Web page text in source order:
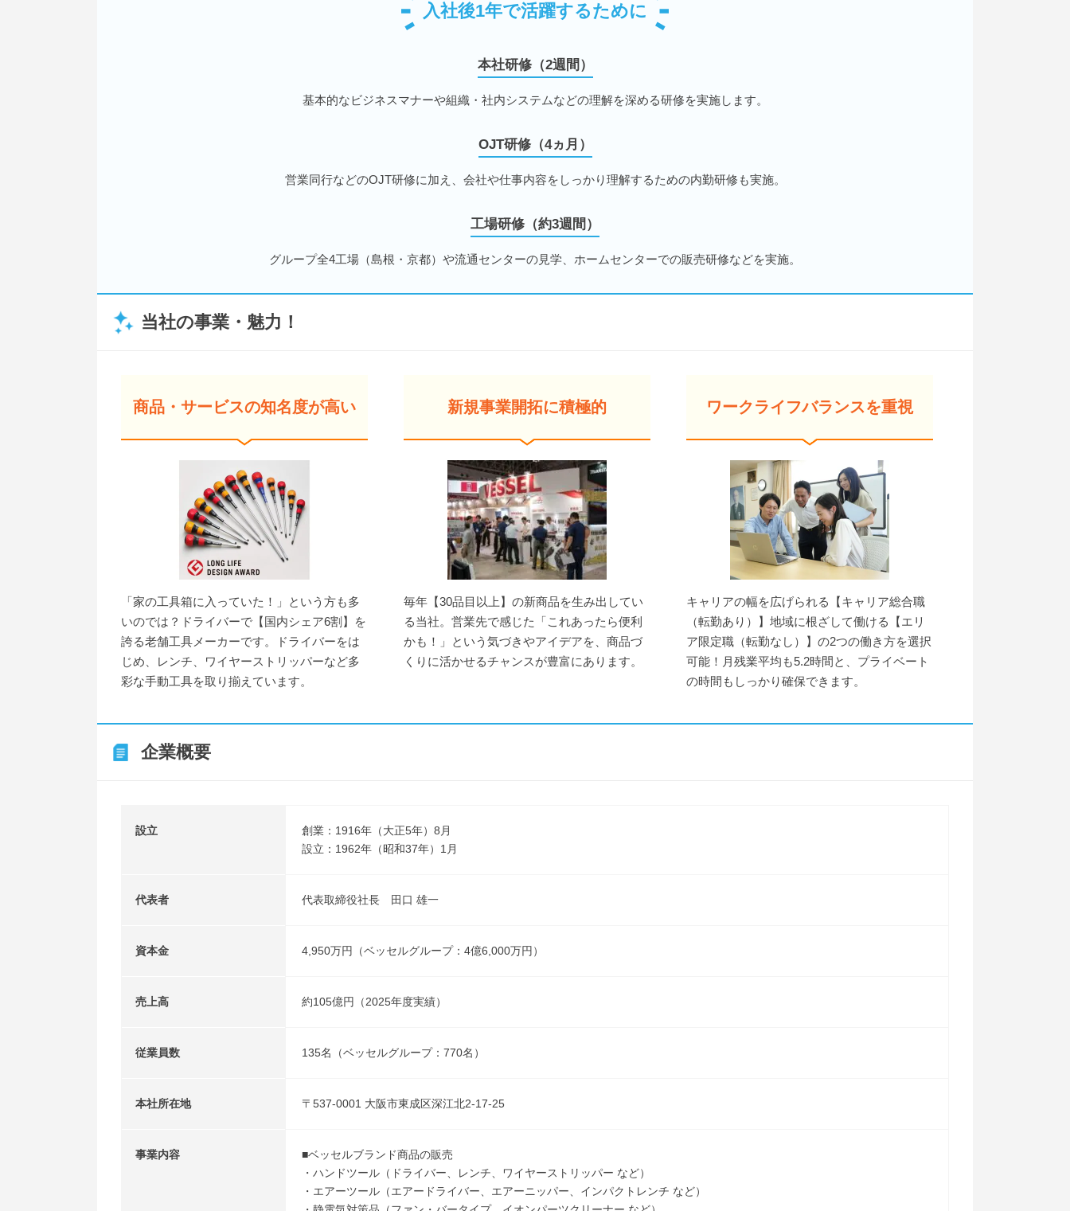
入社後1年で活躍するために
本社研修（2週間）
基本的なビジネスマナーや組織・社内システムなどの理解を深める研修を実施します。
OJT研修（4ヵ月）
営業同行などのOJT研修に加え、会社や仕事内容をしっかり理解するための内勤研修も実施。
工場研修（約3週間）
グループ全4工場（島根・京都）や流通センターの見学、ホームセンターでの販売研修などを実施。
当社の事業・魅力！
商品・サービスの知名度が高い
「家の工具箱に入っていた！」という方も多
いのでは？ドライバーで【国内シェア6割】を
誇る老舗工具メーカーです。ドライバーをは
じめ、レンチ、ワイヤーストリッパーなど多
彩な手動工具を取り揃えています。
新規事業開拓に積極的
毎年【30品目以上】の新商品を生み出してい
る当社。営業先で感じた「これあったら便利
かも！」という気づきやアイデアを、商品づ
くりに活かせるチャンスが豊富にあります。
ワークライフバランスを重視
キャリアの幅を広げられる【キャリア総合職
（転勤あり）】地域に根ざして働ける【エリ
ア限定職（転勤なし）】の2つの働き方を選択
可能！月残業平均も5.2時間と、プライベート
の時間もしっかり確保できます。
企業概要
設立
創業：1916年（大正5年）8月
設立：1962年（昭和37年）1月
代表者 代表取締役社長 田口 雄一
資本金 4,950万円（ベッセルグループ：4億6,000万円）
売上高 約105億円（2025年度実績）
従業員数 135名（ベッセルグループ：770名）
本社所在地 〒537-0001 大阪市東成区深江北2-17-25
事業内容
■ベッセルブランド商品の販売
・ハンドツール（ドライバー、レンチ、ワイヤーストリッパー など）
・エアーツール（エアードライバー、エアーニッパー、インパクトレンチ など）